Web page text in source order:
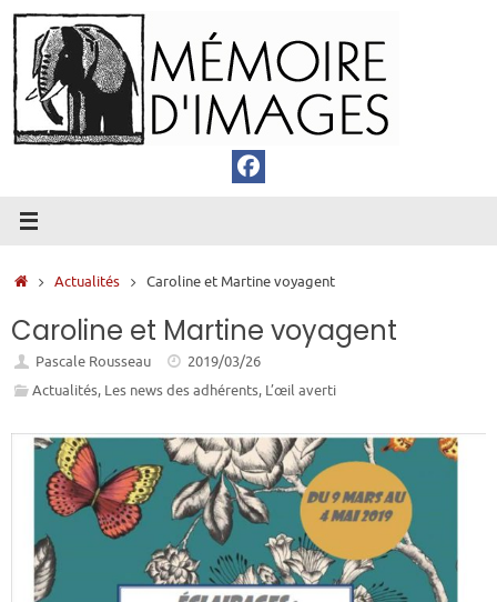
Passer
au
contenu
Accueil
Actualités Caroline et Martine voyagent
Caroline et Martine voyagent
Pascale Rousseau
2019/03/26
Actualités, Les news des adhérents, L’œil averti